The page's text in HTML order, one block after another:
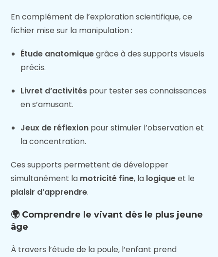
En complément de l’exploration scientifique, ce
fichier mise sur la manipulation :
Étude anatomiquegrâce à des supports visuels
précis.
Livret d’activités pour tester ses connaissances
en s’amusant.
Jeux de réflexion pour stimuler l’observation et
la concentration.
Ces supports permettent de développer
simultanément la motricité fine, la logiqueet le
plaisir d’apprendre.
🌍 Comprendre le vivant dès le plus jeune
âge
À travers l’étude de la poule, l’enfant prend